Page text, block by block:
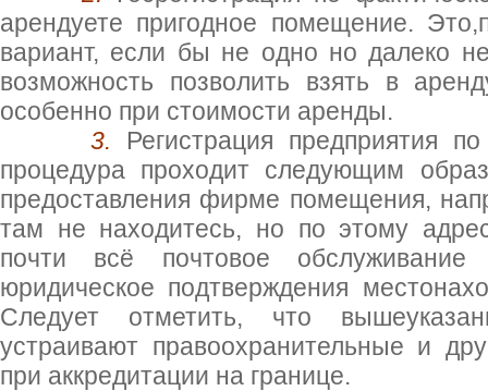
арендуете пригодное помещение.
вариант, если бы не одно но далеко
возможность позволить взять в
особенно при стоимости аренды.
3. Регистрация предприятия
процедура проходит следующим
предоставления фирме помещения,
там не находитесь, но по этому
почти всё почтовое
юридическое подтверждения
Следует отметить, что
устраивают правоохранительные и
при аккредитации на границе.